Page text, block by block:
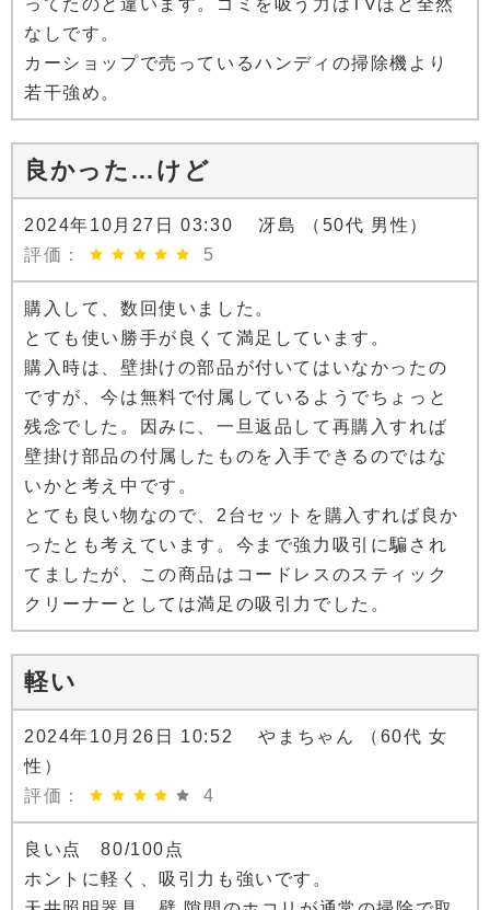
ってたのと違います。ゴミを吸う力はTVほど全然
なしです。
カーショップで売っているハンディの掃除機より
若干強め。
良かった…けど
2024年10月27日 03:30 冴島 （50代 男性）
評価：
5
購入して、数回使いました。
とても使い勝手が良くて満足しています。
購入時は、壁掛けの部品が付いてはいなかったの
ですが、今は無料で付属しているようでちょっと
残念でした。因みに、一旦返品して再購入すれば
壁掛け部品の付属したものを入手できるのではな
いかと考え中です。
とても良い物なので、2台セットを購入すれば良か
ったとも考えています。今まで強力吸引に騙され
てましたが、この商品はコードレスのスティック
クリーナーとしては満足の吸引力でした。
軽い
2024年10月26日 10:52 やまちゃん （60代 女
性）
評価：
4
良い点 80/100点
ホントに軽く、吸引力も強いです。